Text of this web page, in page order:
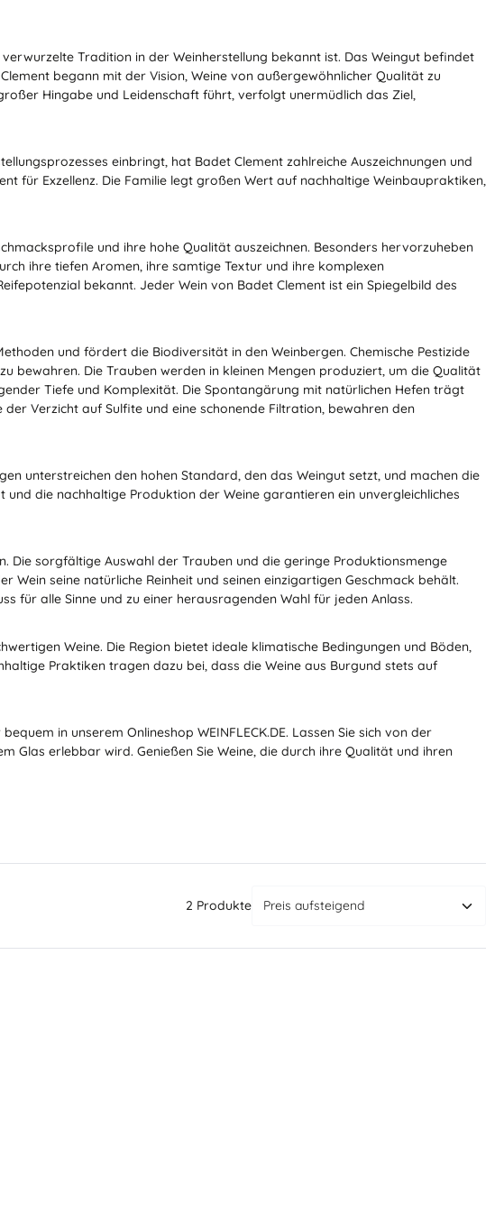
Tradition in der Weinherstellung bekannt ist. Das Weingut befindet
begann mit der Vision, Weine von außergewöhnlicher Qualität zu
Hingabe und Leidenschaft führt, verfolgt unermüdlich das Ziel,
einbringt, hat Badet Clement zahlreiche Auszeichnungen und
für Exzellenz. Die Familie legt großen Wert auf nachhaltige Weinbaupraktiken,
und ihre hohe Qualität auszeichnen. Besonders hervorzuheben
ihre tiefen Aromen, ihre samtige Textur und ihre komplexen
bekannt. Jeder Wein von Badet Clement ist ein Spiegelbild des
und fördert die Biodiversität in den Weinbergen. Chemische Pestizide
bewahren. Die Trauben werden in kleinen Mengen produziert, um die Qualität
Tiefe und Komplexität. Die Spontangärung mit natürlichen Hefen trägt
Verzicht auf Sulfite und eine schonende Filtration, bewahren den
unterstreichen den hohen Standard, den das Weingut setzt, und machen die
die nachhaltige Produktion der Weine garantieren ein unvergleichliches
Die sorgfältige Auswahl der Trauben und die geringe Produktionsmenge
seine natürliche Reinheit und seinen einzigartigen Geschmack behält.
für alle Sinne und zu einer herausragenden Wahl für jeden Anlass.
Weine. Die Region bietet ideale klimatische Bedingungen und Böden,
Praktiken tragen dazu bei, dass die Weine aus Burgund stets auf
in unserem Onlineshop WEINFLECK.DE. Lassen Sie sich von der
Glas erlebbar wird. Genießen Sie Weine, die durch ihre Qualität und ihren
2 Produkte